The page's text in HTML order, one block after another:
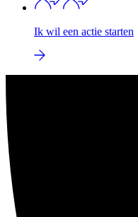
Ik wil een actie starten